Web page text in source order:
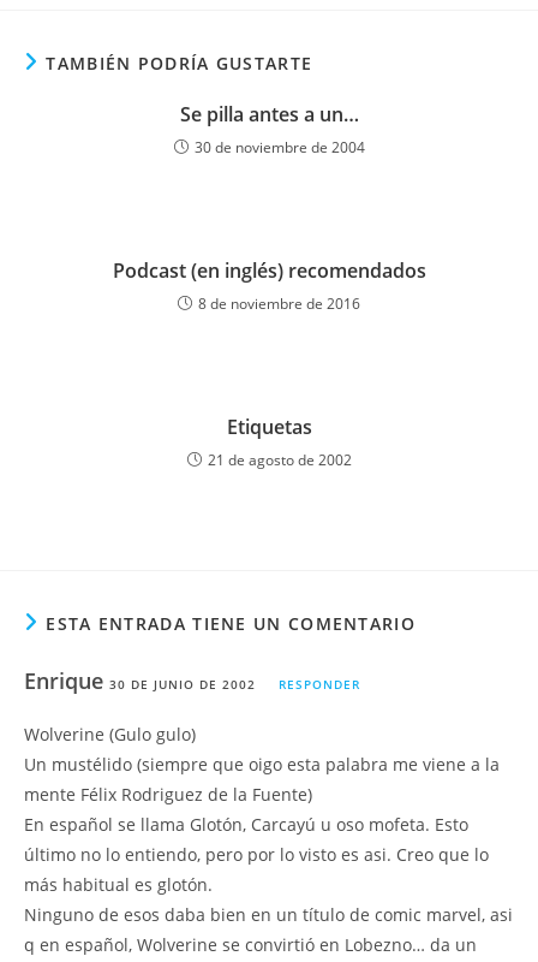
TAMBIÉN PODRÍA GUSTARTE
Se pilla antes a un…
30 de noviembre de 2004
Podcast (en inglés) recomendados
8 de noviembre de 2016
Etiquetas
21 de agosto de 2002
ESTA ENTRADA TIENE UN COMENTARIO
Enrique 30 DE JUNIO DE 2002 RESPONDER
Wolverine (Gulo gulo)
Un mustélido (siempre que oigo esta palabra me viene a la
mente Félix Rodriguez de la Fuente)
En español se llama Glotón, Carcayú u oso mofeta. Esto
último no lo entiendo, pero por lo visto es asi. Creo que lo
más habitual es glotón.
Ninguno de esos daba bien en un título de comic marvel, asi
q en español, Wolverine se convirtió en Lobezno… da un